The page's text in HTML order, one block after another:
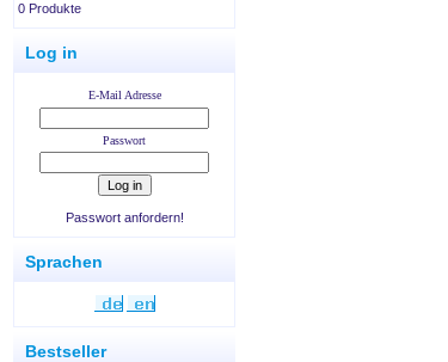
0 Produkte
Log in
E-Mail Adresse
Passwort
Passwort anfordern!
Sprachen
Bestseller